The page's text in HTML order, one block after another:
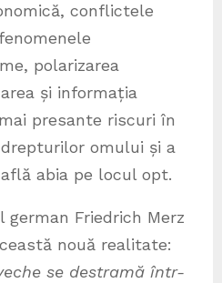
conflictele
polarizarea
și informația
presante riscuri în
omului și a
abia pe locul opt.
german Friedrich Merz
nouă realitate:
se destramă într-